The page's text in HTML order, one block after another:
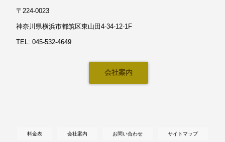
〒224-0023
神奈川県横浜市都筑区東山田4-34-12-1F
TEL: 045-532-4649
会社案内
料金表 会社案内 お問い合わせ サイトマップ